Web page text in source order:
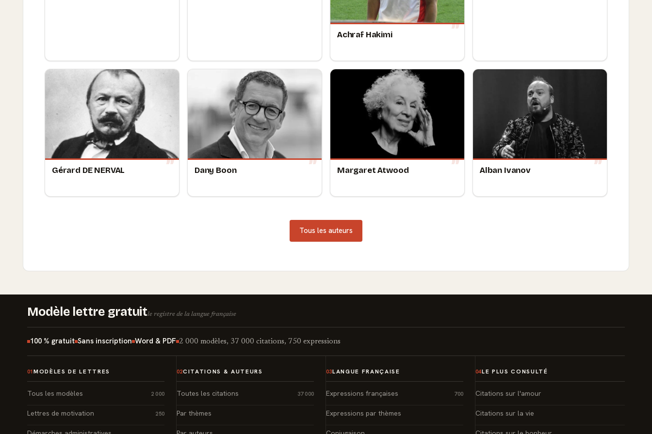
Achraf Hakimi
Gérard DE NERVAL Dany Boon Margaret Atwood Alban Ivanov
Tous les auteurs
Modèle lettre gratuitle registre de la langue française
100 % gratuit Sans inscription Word & PDF 2 000 modèles, 37 000 citations, 750 expressions
01 MODÈLES DE LETTRES
Tous les modèles 2 000
Lettres de motivation 250
02CITATIONS & AUTEURS
Toutes les citations 37 000
Par thèmes
03LANGUE FRANÇAISE
Expressions françaises 700
Expressions par thèmes
04LE PLUS CONSULTÉ
Citations sur l'amour
Citations sur la vie